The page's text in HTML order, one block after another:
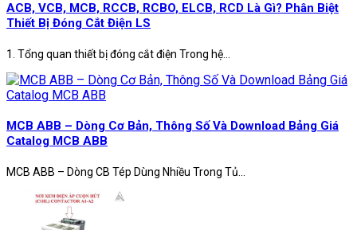
ACB, VCB, MCB, RCCB, RCBO, ELCB, RCD Là Gì? Phân Biệt
Thiết Bị Đóng Cắt Điện LS
1. Tổng quan thiết bị đóng cắt điện Trong hệ...
MCB ABB – Dòng Cơ Bản, Thông Số Và Download Bảng Giá
Catalog MCB ABB
MCB ABB – Dòng CB Tép Dùng Nhiều Trong Tủ...